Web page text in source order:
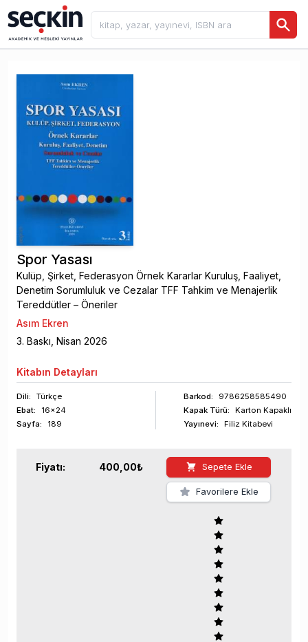
Spor Yasası
Kulüp, Şirket, Federasyon Örnek Kararlar Kuruluş, Faaliyet,
Denetim Sorumluluk ve Cezalar TFF Tahkim ve Menajerlik
Tereddütler – Öneriler
Asım Ekren
3. Baskı, Nisan 2026
Kitabın Detayları
Dili:
Türkçe
Ebat:
16x24
Sayfa: 189
Barkod:
9786258585490
Kapak Türü:
Karton Kapaklı
Yayınevi:
Filiz Kitabevi
Fiyatı: 400,00₺ Sepete Ekle
Favorilere Ekle